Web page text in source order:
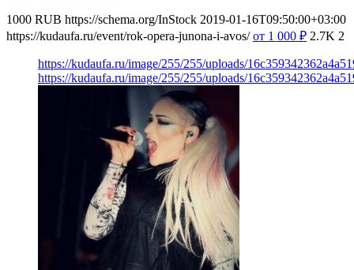
1000 RUB https://schema.org/InStock 2019-01-16T09:50:00+03:00
https://kudaufa.ru/event/rok-opera-junona-i-avos/ от 1 000 ₽ 2.7K 2
https://kudaufa.ru/image/255/255/uploads/
https://kudaufa.ru/image/255/255/uploads/